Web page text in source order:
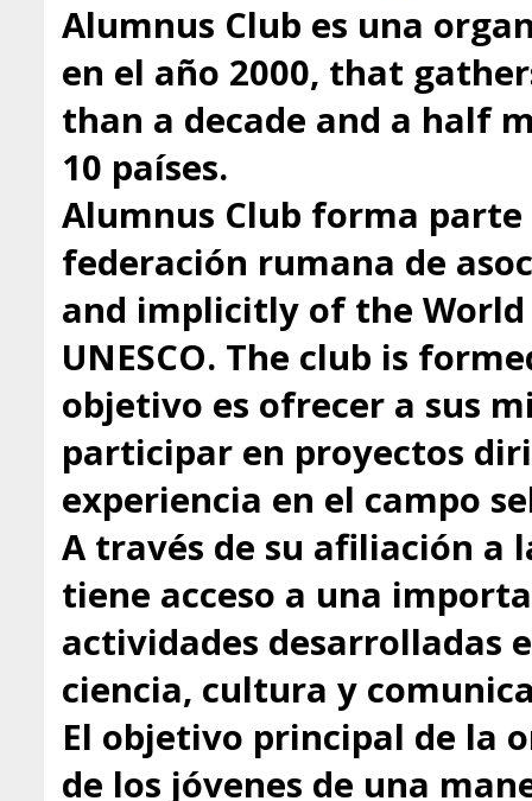
Alumnus Club es una
en el año 2000, that
than a decade and a half
10 países.
Alumnus Club forma parte
federación rumana de
and implicitly of the
UNESCO. The club is
objetivo es ofrecer a sus
participar en proyectos
experiencia en el campo
A través de su afiliación a
tiene acceso a una
actividades desarrolladas
ciencia, cultura y
El objetivo principal de la
de los jóvenes de una